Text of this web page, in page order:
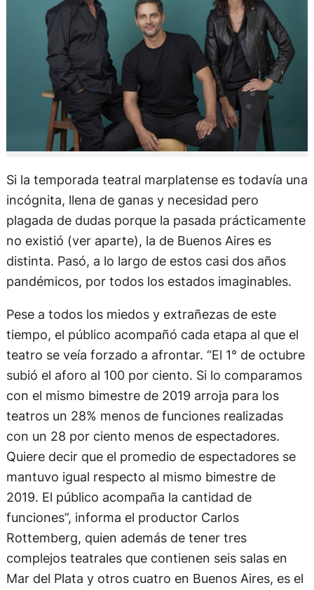
Si la temporada teatral marplatense es todavía una
incógnita, llena de ganas y necesidad pero
plagada de dudas porque la pasada prácticamente
no existió (ver aparte), la de Buenos Aires es
distinta. Pasó, a lo largo de estos casi dos años
pandémicos, por todos los estados imaginables.
Pese a todos los miedos y extrañezas de este
tiempo, el público acompañó cada etapa al que el
teatro se veía forzado a afrontar. “El 1° de octubre
subió el aforo al 100 por ciento. Si lo comparamos
con el mismo bimestre de 2019 arroja para los
teatros un 28% menos de funciones realizadas
con un 28 por ciento menos de espectadores.
Quiere decir que el promedio de espectadores se
mantuvo igual respecto al mismo bimestre de
2019. El público acompaña la cantidad de
funciones”, informa el productor Carlos
Rottemberg, quien además de tener tres
complejos teatrales que contienen seis salas en
Mar del Plata y otros cuatro en Buenos Aires, es el